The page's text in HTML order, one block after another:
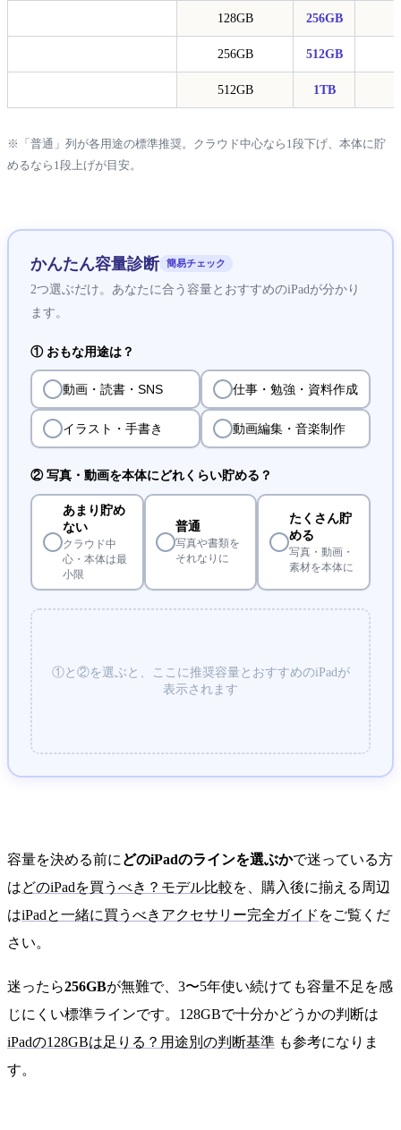
128GB 256GB
256GB 512GB
512GB 1TB
※「普通」列が各用途の標準推奨。クラウド中心なら1段下げ、本体に貯
めるなら1段上げが目安。
かんたん容量診断 簡易チェック
2つ選ぶだけ。あなたに合う容量とおすすめのiPadが分かり
ます。
① おもな用途は？
動画・読書・SNS 仕事・勉強・資料作成
イラスト・手書き 動画編集・音楽制作
② 写真・動画を本体にどれくらい貯める？
あまり貯め
ない
クラウド中
心・本体は最
小限
普通
写真や書類を
それなりに
たくさん貯
める
写真・動画・
素材を本体に
①と②を選ぶと、ここに推奨容量とおすすめのiPadが
表示されます
容量を決める前に どのiPadのラインを選ぶかで迷っている方
はどのiPadを買うべき？モデル比較を、購入後に揃える周辺
はiPadと一緒に買うべきアクセサリー完全ガイド をご覧くだ
さい。
迷ったら256GBが無難で、3〜5年使い続けても容量不足を感
じにくい標準ラインです。128GBで十分かどうかの判断は
iPadの128GBは足りる？用途別の判断基準 も参考になりま
す。